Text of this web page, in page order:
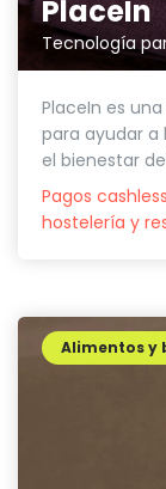
PlaceIn
PlaceIn es
para ayudar a
el bienestar
Pagos cashless
hostelería y
Alimentos y